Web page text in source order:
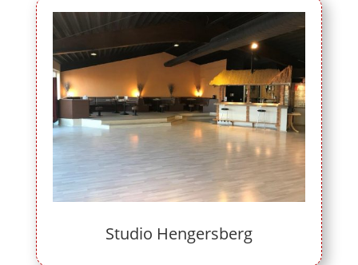
Studio Hengersberg